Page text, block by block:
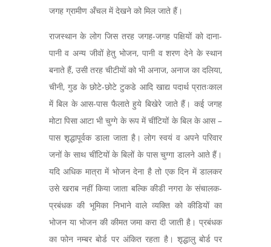
जगह ग्रामीण अँचल में देखने को मिल जाते हैं।
राजस्थान के लोग जिस तरह जगह-जगह पक्षियों को दाना-
पानी व अन्य जीवों हेतु भोजन, पानी व शरण देने के स्थान
बनाते हैं, उसी तरह चीटीयों को भी अनाज, अनाज का दलिया,
चीनी, गुड के छोटे-छोटे टुकडे आदि खाद्य पदार्थ प्रातःकाल
में बिल के आस-पास फैलाते हुये बिखेरे जाते हैं। कई जगह
मोटा पिसा आटा भी चुग्गे के रूप में चींटियों के बिल के आस –
पास शृद्धापूर्वक डाला जाता है। लोग स्वयं व अपने परिवार
जनों के साथ चींटियों के बिलों के पास चुग्गा डालने आते हैं।
यदि अधिक मात्रा में भोजन देना है तो एक दिन में डालकर
उसे खराब नहीं किया जाता बल्कि कीडी नगरा के संचालक-
प्रबंधक की भूमिका निभाने वाले व्यक्ति को कीडियों का
भोजन या भोजन की कीमत जमा करा दी जाती है। प्रबंधक
का फोन नम्बर बोर्ड पर अंकित रहता है। शृद्धालु बोर्ड पर